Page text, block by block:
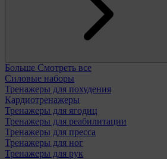
Больше Смотреть все
Силовые наборы
Тренажеры для похудения
Кардиотренажеры
Тренажеры для ягодиц
Тренажеры для реабилитации
Тренажеры для пресса
Тренажеры для ног
Тренажеры для рук